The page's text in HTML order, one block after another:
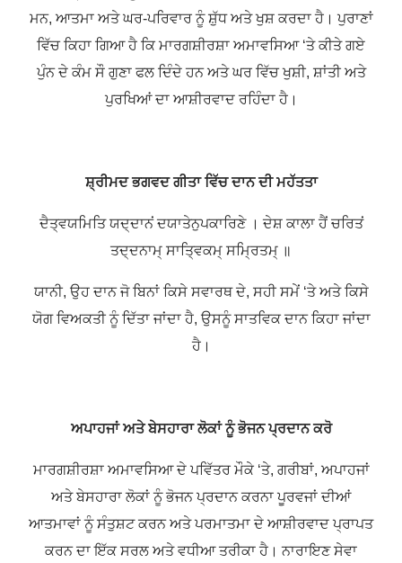
ਮਨ, ਆਤਮਾ ਅਤੇ ਘਰ-ਪਰਿਵਾਰ ਨੂੰ ਸ਼ੁੱਧ ਅਤੇ ਖੁਸ਼ ਕਰਦਾ ਹੈ। ਪੁਰਾਣਾਂ
ਵਿੱਚ ਕਿਹਾ ਗਿਆ ਹੈ ਕਿ ਮਾਰਗਸ਼ੀਰਸ਼ਾ ਅਮਾਵਸਿਆ ‘ਤੇ ਕੀਤੇ ਗਏ
ਪੁੰਨ ਦੇ ਕੰਮ ਸੌ ਗੁਣਾ ਫਲ ਦਿੰਦੇ ਹਨ ਅਤੇ ਘਰ ਵਿੱਚ ਖੁਸ਼ੀ, ਸ਼ਾਂਤੀ ਅਤੇ
ਪੁਰਖਿਆਂ ਦਾ ਆਸ਼ੀਰਵਾਦ ਰਹਿੰਦਾ ਹੈ।
ਸ਼੍ਰੀਮਦ ਭਗਵਦ ਗੀਤਾ ਵਿੱਚ ਦਾਨ ਦੀ ਮਹੱਤਤਾ
ਦੈਤ੍ਵਯਮਿਤਿ ਯਦ੍ਦਾਨਂ ਦਯਾਤੇਨੁਪਕਾਰਿਣੇ । ਦੇਸ਼ ਕਾਲਾ ਹੈਂ ਚਰਿਤਂ
ਤਦ੍ਦਨਾਮ੍ ਸਾਤ੍ਵਿਕਮ੍ ਸਮ੍ਰਿਤਮ੍ ॥
ਯਾਨੀ, ਉਹ ਦਾਨ ਜੋ ਬਿਨਾਂ ਕਿਸੇ ਸਵਾਰਥ ਦੇ, ਸਹੀ ਸਮੇਂ ‘ਤੇ ਅਤੇ ਕਿਸੇ
ਯੋਗ ਵਿਅਕਤੀ ਨੂੰ ਦਿੱਤਾ ਜਾਂਦਾ ਹੈ, ਉਸਨੂੰ ਸਾਤਵਿਕ ਦਾਨ ਕਿਹਾ ਜਾਂਦਾ
ਹੈ।
ਅਪਾਹਜਾਂ ਅਤੇ ਬੇਸਹਾਰਾ ਲੋਕਾਂ ਨੂੰ ਭੋਜਨ ਪ੍ਰਦਾਨ ਕਰੋ
ਮਾਰਗਸ਼ੀਰਸ਼ਾ ਅਮਾਵਸਿਆ ਦੇ ਪਵਿੱਤਰ ਮੌਕੇ ‘ਤੇ, ਗਰੀਬਾਂ, ਅਪਾਹਜਾਂ
ਅਤੇ ਬੇਸਹਾਰਾ ਲੋਕਾਂ ਨੂੰ ਭੋਜਨ ਪ੍ਰਦਾਨ ਕਰਨਾ ਪੂਰਵਜਾਂ ਦੀਆਂ
ਆਤਮਾਵਾਂ ਨੂੰ ਸੰਤੁਸ਼ਟ ਕਰਨ ਅਤੇ ਪਰਮਾਤਮਾ ਦੇ ਆਸ਼ੀਰਵਾਦ ਪ੍ਰਾਪਤ
ਕਰਨ ਦਾ ਇੱਕ ਸਰਲ ਅਤੇ ਵਧੀਆ ਤਰੀਕਾ ਹੈ। ਨਾਰਾਇਣ ਸੇਵਾ